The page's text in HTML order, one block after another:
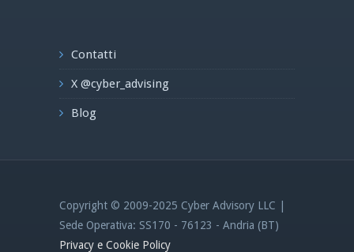
Contatti
X @cyber_advising
Blog
Copyright © 2009-2025 Cyber Advisory LLC |
Sede Operativa: SS170 - 76123 - Andria (BT)
Privacy e Cookie Policy